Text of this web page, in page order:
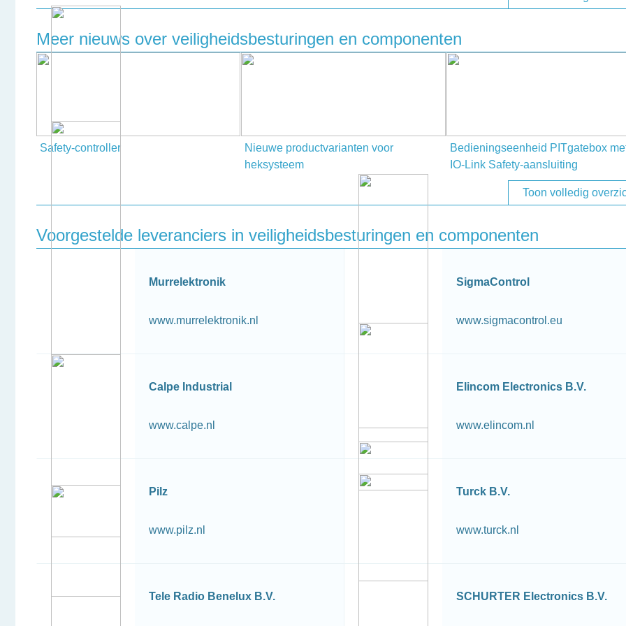
Meer nieuws over veiligheidsbesturingen en componenten
Safety-controller
Nieuwe productvarianten voor
heksysteem
Bedieningseenheid PITgatebox
IO-Link Safety-aansluiting
Toon volledig
Voorgestelde leveranciers in veiligheidsbesturingen en componenten
Murrelektronik
www.murrelektronik.nl
SigmaControl
www.sigmacontrol.eu
Calpe Industrial
www.calpe.nl
Elincom Electronics B.V.
www.elincom.nl
Pilz
www.pilz.nl
Turck B.V.
www.turck.nl
Tele Radio Benelux B.V. SCHURTER Electronics B.V.